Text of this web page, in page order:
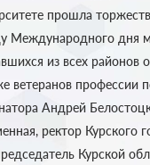
прошла
Международного дня
из всех районов
ветеранов профессии
Андрей
ректор Курского
Курской